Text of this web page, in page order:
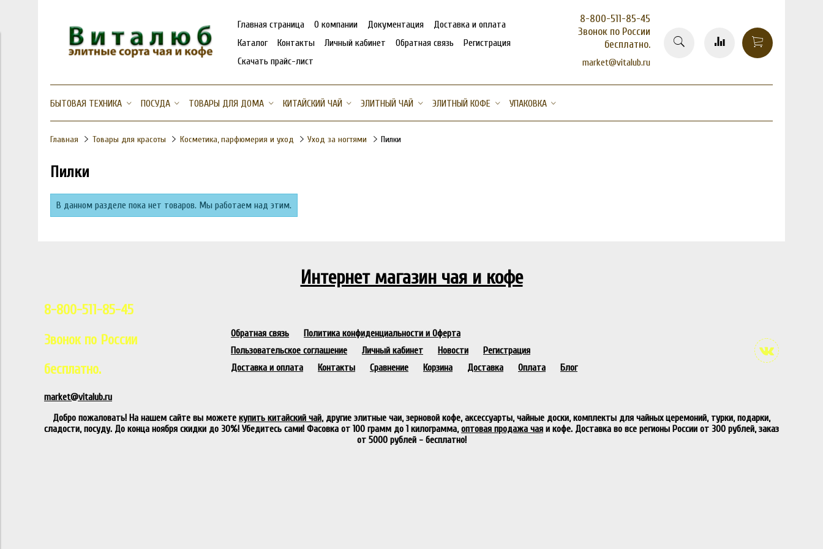
Главная страница О компании Документация
Доставка и оплата
Каталог
Контакты Личный кабинет Обратная связь
Регистрация
Скачать прайс-лист
8-800-511-85-45
Звонок по России
бесплатно.
market@vitalub.ru
БЫТОВАЯ ТЕХНИКА ПОСУДА ТОВАРЫ ДЛЯ ДОМА КИТАЙСКИЙ ЧАЙ ЭЛИТНЫЙ ЧАЙ ЭЛИТНЫЙ КОФЕ УПАКОВКА
Главная Товары для красоты Косметика, парфюмерия и уход Уход за ногтями Пилки
Пилки
В данном разделе пока нет товаров. Мы работаем над этим.
Интернет магазин чая и кофе
8-800-511-85-45
Звонок по России
бесплатно.
market@vitalub.ru
Обратная связь
Политика конфиденциальности и Оферта
Пользовательское соглашение
Личный кабинет Новости
Регистрация
Доставка и оплата
Контакты Сравнение Корзина Доставка Оплата Блог
Добро пожаловать! На нашем сайте вы можете купить китайский чай, другие элитные чаи, зерновой кофе, аксессуарты, чайные доски, комплекты для чайных церемоний, турки, подарки,
сладости, посуду. До конца ноября скидки до 30%! Убедитесь сами! Фасовка от 100 грамм до 1 килограмма,оптовая продажа чая и кофе. Доставка во все регионы России от 300 рублей, заказ
от 5000 рублей - бесплатно!